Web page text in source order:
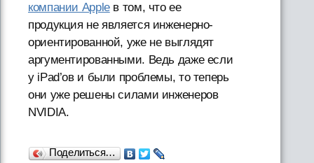
компании Appleв том, что ее
продукция не является инженерно-
ориентированной, уже не выглядят
аргументированными. Ведь даже если
у iPad’ов и были проблемы, то теперь
они уже решены силами инженеров
NVIDIA.
Поделиться…